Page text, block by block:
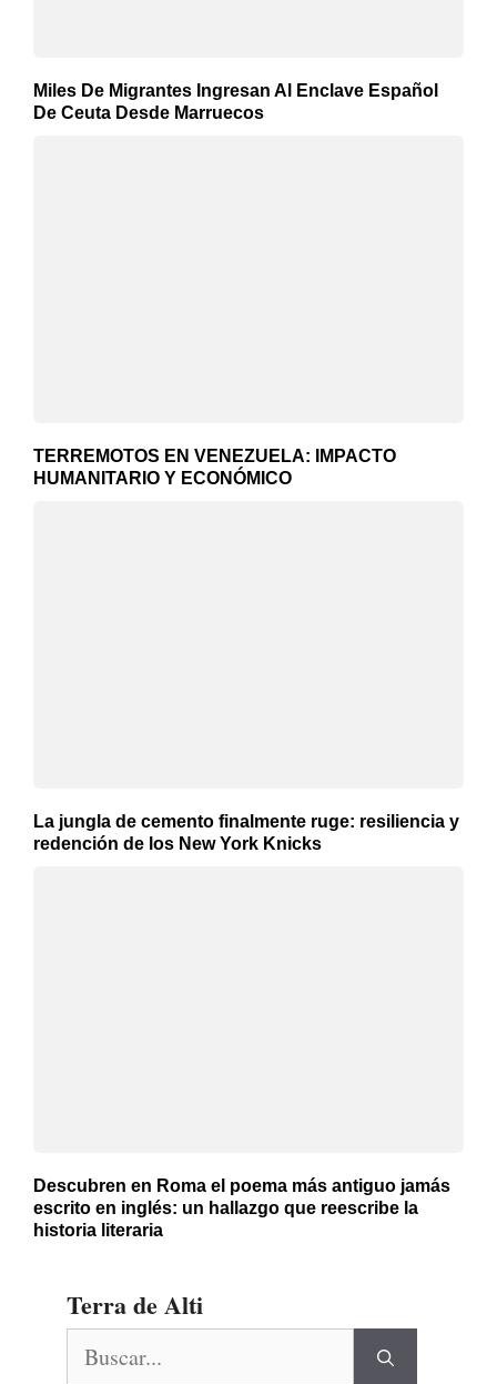
Miles De Migrantes Ingresan Al Enclave Español
De Ceuta Desde Marruecos
TERREMOTOS EN VENEZUELA: IMPACTO
HUMANITARIO Y ECONÓMICO
La jungla de cemento finalmente ruge: resiliencia y
redención de los New York Knicks
Descubren en Roma el poema más antiguo jamás
escrito en inglés: un hallazgo que reescribe la
historia literaria
Terra de Alti